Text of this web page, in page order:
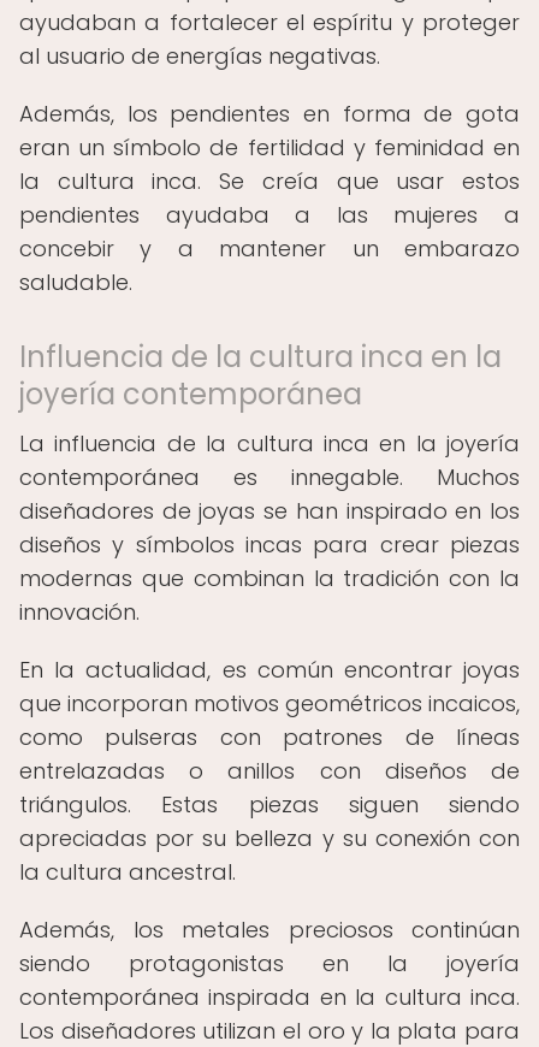
ayudaban a fortalecer el espíritu y proteger
al usuario de energías negativas.
Además, los pendientes en forma de gota
eran un símbolo de fertilidad y feminidad en
la cultura inca. Se creía que usar estos
pendientes ayudaba a las mujeres a
concebir y a mantener un embarazo
saludable.
Influencia de la cultura inca en la
joyería contemporánea
La influencia de la cultura inca en la joyería
contemporánea es innegable. Muchos
diseñadores de joyas se han inspirado en los
diseños y símbolos incas para crear piezas
modernas que combinan la tradición con la
innovación.
En la actualidad, es común encontrar joyas
que incorporan motivos geométricos incaicos,
como pulseras con patrones de líneas
entrelazadas o anillos con diseños de
triángulos. Estas piezas siguen siendo
apreciadas por su belleza y su conexión con
la cultura ancestral.
Además, los metales preciosos continúan
siendo protagonistas en la joyería
contemporánea inspirada en la cultura inca.
Los diseñadores utilizan el oro y la plata para